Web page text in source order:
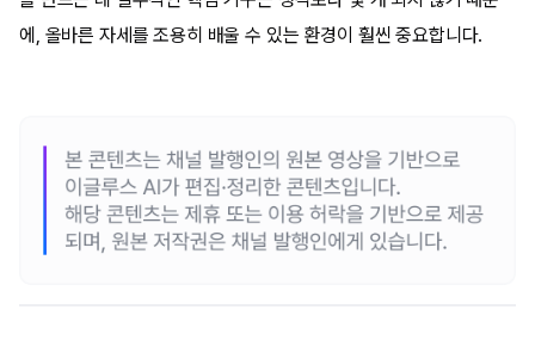
에, 올바른 자세를 조용히 배울 수 있는 환경이 훨씬 중요합니다.